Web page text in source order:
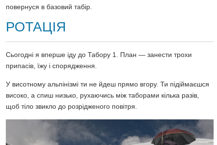
повернуся в базовий табір.
РОТАЦІЯ
Сьогодні я вперше іду до Табору 1. План — занести трохи
припасів, їжу і спорядження.
У висотному альпінізмі ти не йдеш прямо вгору. Ти підіймаєшся
високо, а спиш низько, рухаючись між таборами кілька разів,
щоб тіло звикло до розрідженого повітря.